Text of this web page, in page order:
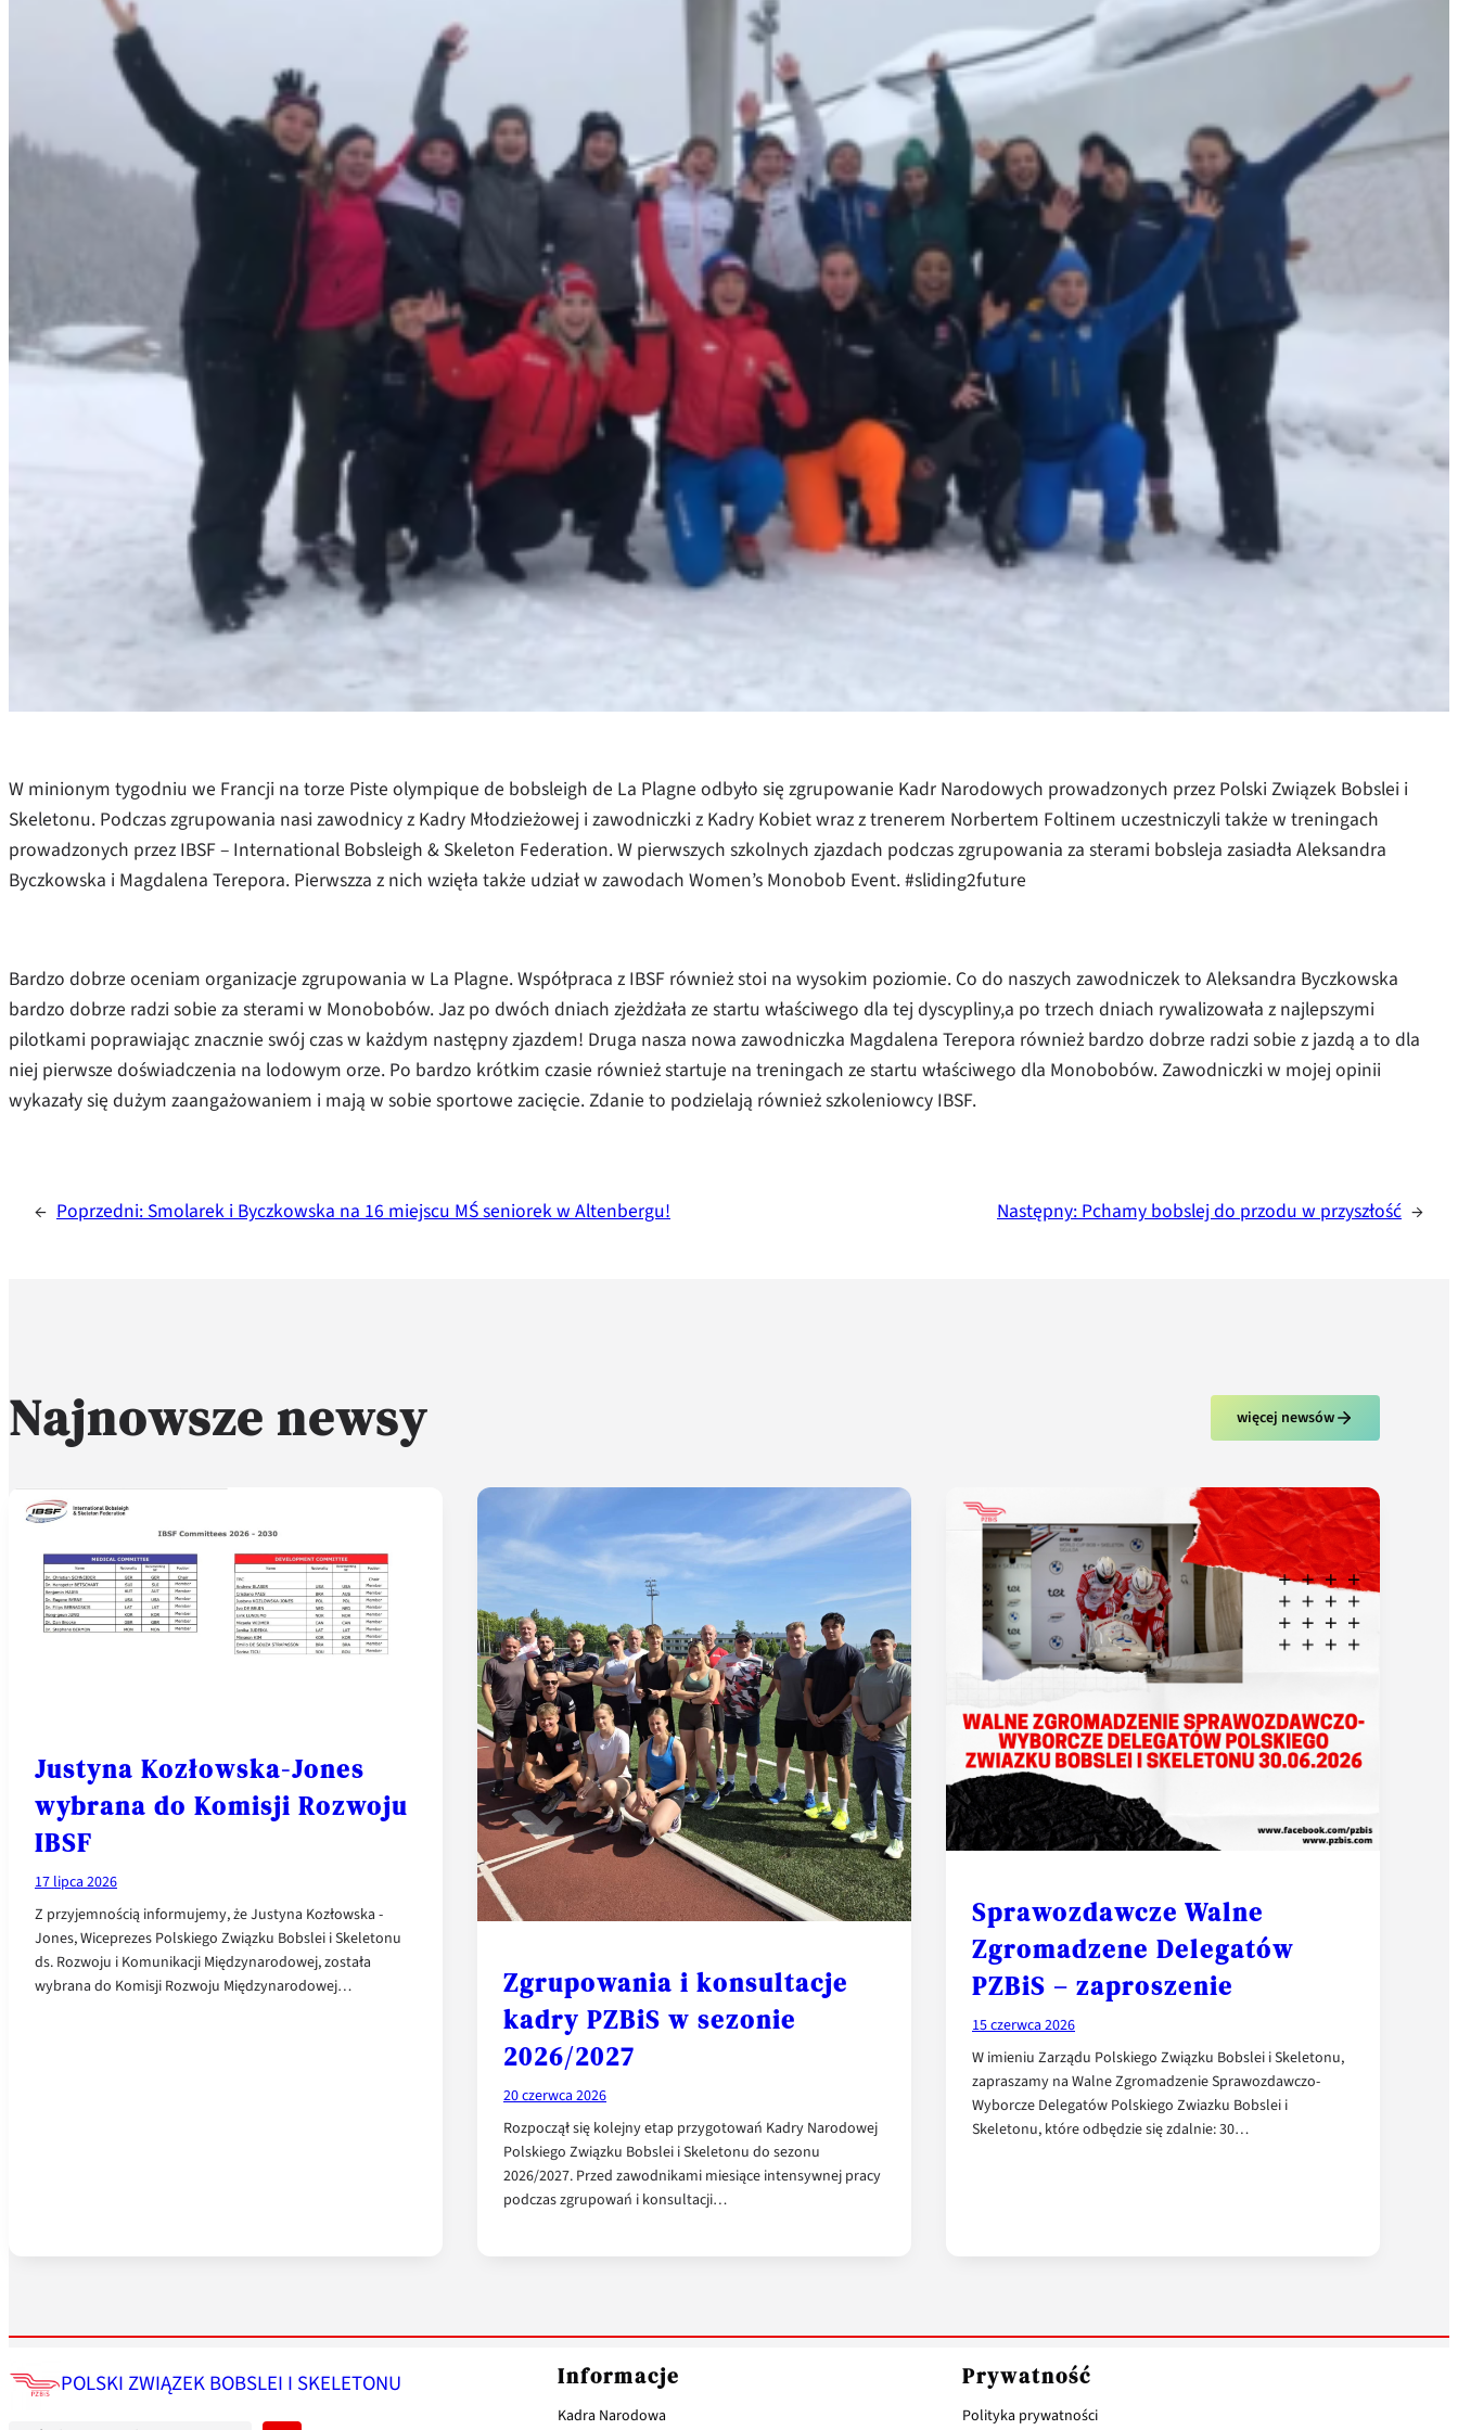
W minionym tygodniu we Francji na torze Piste olympique de bobsleigh de La Plagne odbyło się zgrupowanie Kadr Narodowych prowadzonych przez Polski Związek Bobslei i
Skeletonu. Podczas zgrupowania nasi zawodnicy z Kadry Młodzieżowej i zawodniczki z Kadry Kobiet wraz z trenerem Norbertem Foltinem uczestniczyli także w treningach
prowadzonych przez IBSF – International Bobsleigh & Skeleton Federation. W pierwszych szkolnych zjazdach podczas zgrupowania za sterami bobsleja zasiadła Aleksandra
Byczkowska i Magdalena Terepora. Pierwszza z nich wzięła także udział w zawodach Women’s Monobob Event. #sliding2future
Bardzo dobrze oceniam organizacje zgrupowania w La Plagne. Współpraca z IBSF również stoi na wysokim poziomie. Co do naszych zawodniczek to Aleksandra Byczkowska
bardzo dobrze radzi sobie za sterami w Monobobów. Jaz po dwóch dniach zjeżdżała ze startu właściwego dla tej dyscypliny,a po trzech dniach rywalizowała z najlepszymi
pilotkami poprawiając znacznie swój czas w każdym następny zjazdem! Druga nasza nowa zawodniczka Magdalena Terepora również bardzo dobrze radzi sobie z jazdą a to dla
niej pierwsze doświadczenia na lodowym orze. Po bardzo krótkim czasie również startuje na treningach ze startu właściwego dla Monobobów. Zawodniczki w mojej opinii
wykazały się dużym zaangażowaniem i mają w sobie sportowe zacięcie. Zdanie to podzielają również szkoleniowcy IBSF.
← Poprzedni:Smolarek i Byczkowska na 16 miejscu MŚ seniorek w Altenbergu! Następny:Pchamy bobslej do przodu w przyszłość →
Najnowsze newsy więcej newsów
Justyna Kozłowska-Jones
wybrana do Komisji Rozwoju
IBSF
17 lipca 2026
Z przyjemnością informujemy, że Justyna Kozłowska -
Jones, Wiceprezes Polskiego Związku Bobslei i Skeletonu
ds. Rozwoju i Komunikacji Międzynarodowej, została
wybrana do Komisji Rozwoju Międzynarodowej…
Zgrupowania i konsultacje
kadry PZBiS w sezonie
2026/2027
20 czerwca 2026
Rozpoczął się kolejny etap przygotowań Kadry Narodowej
Polskiego Związku Bobslei i Skeletonu do sezonu
2026/2027. Przed zawodnikami miesiące intensywnej pracy
podczas zgrupowań i konsultacji…
Sprawozdawcze Walne
Zgromadzene Delegatów
PZBiS – zaproszenie
15 czerwca 2026
W imieniu Zarządu Polskiego Związku Bobslei i Skeletonu,
zapraszamy na Walne Zgromadzenie Sprawozdawczo-
Wyborcze Delegatów Polskiego Zwiazku Bobslei i
Skeletonu, które odbędzie się zdalnie: 30…
POLSKI ZWIĄZEK BOBSLEI I SKELETONU
z
Informacje
Kadra Narodowa
Prywatność
Polityka prywatności